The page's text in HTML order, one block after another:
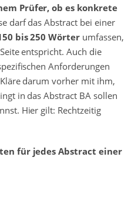
Prüfer, ob es konkrete
darf das Abstract bei einer
bis 250 Wörter umfassen,
entspricht. Auch die
Anforderungen
darum vorher mit ihm,
in das Abstract BA sollen
Hier gilt: Rechtzeitig
für jedes Abstract einer